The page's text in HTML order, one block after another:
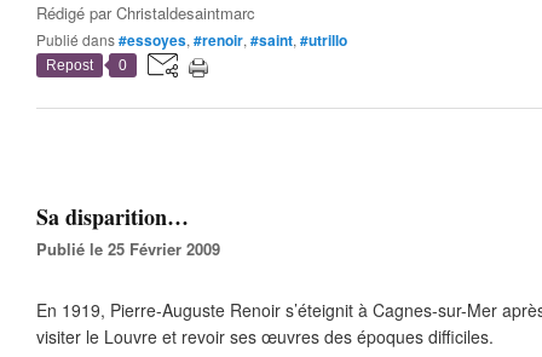
Rédigé parChristaldesaintmarc
Publié dans#essoyes, #renoir, #saint, #utrillo
Repost 0
Sa disparition…
Publié le 25 Février 2009
En 1919, Pierre-Auguste Renoir s’éteignit à Cagnes-sur-Mer
visiter le Louvre et revoir ses œuvres des époques difficiles.